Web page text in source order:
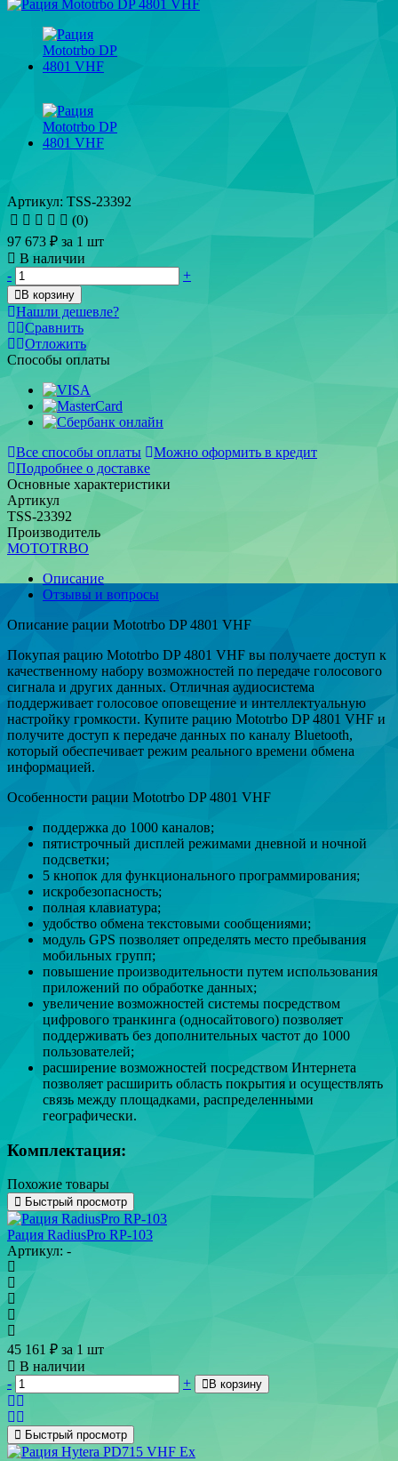
Артикул: TSS-23392
(0)
97 673 ₽ за 1 шт
В наличии
-
+
В корзину
Нашли дешевле?
Сравнить
Отложить
Способы оплаты
Все способы оплаты
Можно оформить в кредит
Подробнее о доставке
Основные характеристики
Артикул
TSS-23392
Производитель
MOTOTRBO
Описание
Отзывы и вопросы
Описание рации Mototrbo DP 4801 VHF
Покупая рацию Mototrbo DP 4801 VHF вы получаете доступ к
качественному набору возможностей по передаче голосового
сигнала и других данных. Отличная аудиосистема
поддерживает голосовое оповещение и интеллектуальную
настройку громкости. Купите рацию Mototrbo DP 4801 VHF и
получите доступ к передаче данных по каналу Bluetooth,
который обеспечивает режим реального времени обмена
информацией.
Особенности рации Mototrbo DP 4801 VHF
поддержка до 1000 каналов;
пятистрочный дисплей режимами дневной и ночной
подсветки;
5 кнопок для функционального программирования;
искробезопасность;
полная клавиатура;
удобство обмена текстовыми сообщениями;
модуль GPS позволяет определять место пребывания
мобильных групп;
повышение производительности путем использования
приложений по обработке данных;
увеличение возможностей системы посредством
цифрового транкинга (односайтового) позволяет
поддерживать без дополнительных частот до 1000
пользователей;
расширение возможностей посредством Интернета
позволяет расширить область покрытия и осуществлять
связь между площадками, распределенными
географически.
Комплектация:
Похожие товары
Быстрый просмотр
Рация RadiusPro RP-103
Артикул: -
45 161 ₽ за 1 шт
В наличии
-
+ В корзину
Быстрый просмотр